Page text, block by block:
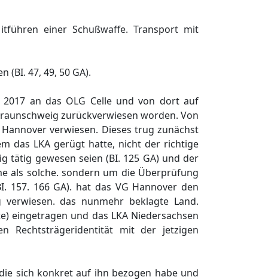
einer Schußwaffe. Transport mit
(BI. 47, 49, 50 GA).
an das OLG Celle und von dort auf
zurückverwiesen worden. Von
verwiesen. Dieses trug zunächst
das LKA gerügt hatte, nicht der richtige
tätig gewesen seien (BI. 125 GA) und der
als solche. sondern um die Überprüfung
166 GA). hat das VG Hannover den
das nunmehr beklagte Land.
eingetragen und das LKA Niedersachsen
Rechtsträgeridentität mit der jetzigen
sich konkret auf ihn bezogen habe und